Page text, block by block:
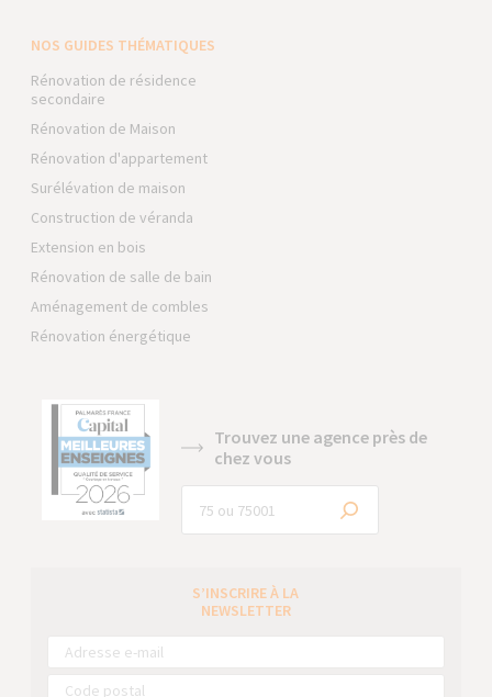
NOS GUIDES THÉMATIQUES
Rénovation de résidence
secondaire
Rénovation de Maison
Rénovation d'appartement
Surélévation de maison
Construction de véranda
Extension en bois
Rénovation de salle de bain
Aménagement de combles
Rénovation énergétique
Trouvez une agence près de
chez vous
S’INSCRIRE À LA
NEWSLETTER